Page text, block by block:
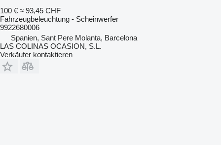
100 € ≈ 93,45 CHF
Fahrzeugbeleuchtung - Scheinwerfer
9922680006
Spanien, Sant Pere Molanta, Barcelona
LAS COLINAS OCASION, S.L.
Verkäufer kontaktieren